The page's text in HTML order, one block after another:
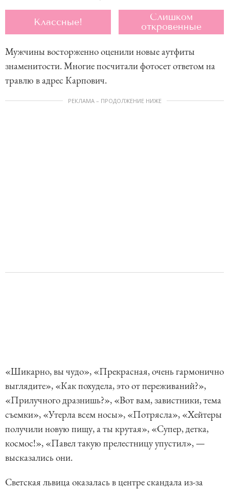
Классные!
Слишком
откровенные
Мужчины восторженно оценили новые аутфиты
знаменитости. Многие посчитали фотосет ответом на
травлю в адрес Карпович.
РЕКЛАМА – ПРОДОЛЖЕНИЕ НИЖЕ
«Шикарно, вы чудо», «Прекрасная, очень гармонично
выглядите», «Как похудела, это от переживаний?»,
«Прилучного дразнишь?», «Вот вам, завистники, тема
съемки», «Утерла всем носы», «Потрясла», «Хейтеры
получили новую пищу, а ты крутая», «Супер, детка,
космос!», «Павел такую прелестницу упустил», —
высказались они.
Светская львица оказалась в центре скандала из-за